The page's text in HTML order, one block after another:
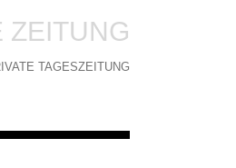
ZEITUNG
TAGESZEITUNG